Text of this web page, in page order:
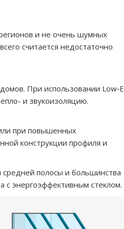
и не очень шумных
считается недостаточно
При использовании Low‑E
и звукоизоляцию.
при повышенных
конструкции профиля и
полосы и большинства
с энергоэффективным стеклом.